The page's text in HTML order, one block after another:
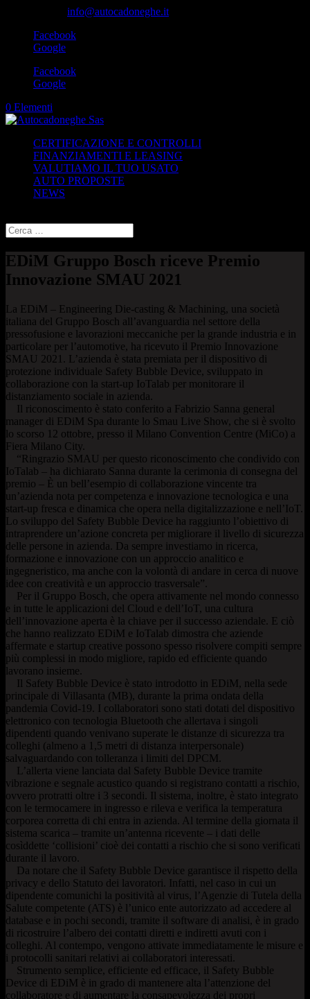
info@autocadoneghe.it
Facebook
Google
Facebook
Google
0 Elementi
CERTIFICAZIONE E CONTROLLI
FINANZIAMENTI E LEASING
VALUTIAMO IL TUO USATO
AUTO PROPOSTE
NEWS
EDiM Gruppo Bosch riceve Premio
Innovazione SMAU 2021
La EDiM – Engineering Die-casting & Machining, una società
italiana del Gruppo Bosch all’avanguardia nel settore della
pressofusione e lavorazioni meccaniche per la grande industria e in
particolare per l’automotive, ha ricevuto il Premio Innovazione
SMAU 2021. L’azienda è stata premiata per il dispositivo di
protezione individuale Safety Bubble Device, sviluppato in
collaborazione con la start-up IoTalab per monitorare il
distanziamento sociale in azienda.
Il riconoscimento è stato conferito a Fabrizio Sanna general
manager di EDiM Spa durante lo Smau Live Show, che si è svolto
lo scorso 12 ottobre, presso il Milano Convention Centre (MiCo) a
Fiera Milano City.
“Ringrazio SMAU per questo riconoscimento che condivido con
IoTalab – ha dichiarato Sanna durante la cerimonia di consegna del
premio – È un bell’esempio di collaborazione vincente tra
un’azienda nota per competenza e innovazione tecnologica e una
start-up fresca e dinamica che opera nella digitalizzazione e nell’IoT.
Lo sviluppo del Safety Bubble Device ha raggiunto l’obiettivo di
intraprendere un’azione concreta per migliorare il livello di sicurezza
delle persone in azienda. Da sempre investiamo in ricerca,
formazione e innovazione con un approccio analitico e
ingegneristico, ma anche con la volontà di andare in cerca di nuove
idee con creatività e un approccio trasversale”.
Per il Gruppo Bosch, che opera attivamente nel mondo connesso
e in tutte le applicazioni del Cloud e dell’IoT, una cultura
dell’innovazione aperta è la chiave per il successo aziendale. E ciò
che hanno realizzato EDiM e IoTalab dimostra che aziende
affermate e startup creative possono spesso risolvere compiti sempre
più complessi in modo migliore, rapido ed efficiente quando
lavorano insieme.
Il Safety Bubble Device è stato introdotto in EDiM, nella sede
principale di Villasanta (MB), durante la prima ondata della
pandemia Covid-19. I collaboratori sono stati dotati del dispositivo
elettronico con tecnologia Bluetooth che allertava i singoli
dipendenti quando venivano superate le distanze di sicurezza tra
colleghi (almeno a 1,5 metri di distanza interpersonale)
salvaguardando con tolleranza i limiti del DPCM.
L’allerta viene lanciata dal Safety Bubble Device tramite
vibrazione e segnale acustico quando si registrano contatti a rischio,
ovvero protratti oltre i 3 secondi. Il sistema, inoltre, è stato integrato
con le termocamere in ingresso e rileva e verifica la temperatura
corporea corretta di chi entra in azienda. Al termine della giornata il
sistema scarica – tramite un’antenna ricevente – i dati delle
cosìddette ‘collisioni’ cioè dei contatti a rischio che si sono verificati
durante il lavoro.
Da notare che il Safety Bubble Device garantisce il rispetto della
privacy e dello Statuto dei lavoratori. Infatti, nel caso in cui un
dipendente comunichi la positività al virus, l’Agenzie di Tutela della
Salute competente (ATS) è l’unico ente autorizzato ad accedere al
database e in pochi secondi, tramite il software di analisi, è in grado
di ricostruire l’albero dei contatti diretti e indiretti avuti con i
colleghi. Al contempo, vengono attivate immediatamente le misure e
i protocolli sanitari relativi ai collaboratori interessati.
Strumento semplice, efficiente ed efficace, il Safety Bubble
Device di EDiM è in grado di mantenere alta l’attenzione del
collaboratore e di aumentare la consapevolezza dei propri